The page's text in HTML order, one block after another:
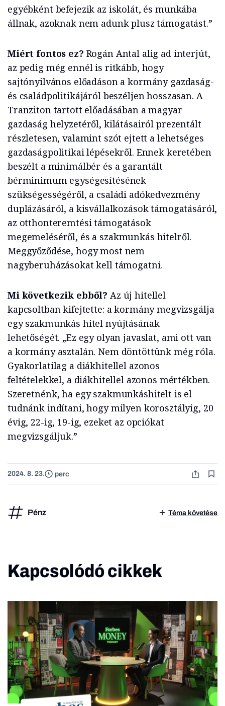
egyébként befejezik az iskolát, és munkába
állnak, azoknak nem adunk plusz támogatást.”
Miért fontos ez? Rogán Antal alig ad interjút,
az pedig még ennél is ritkább, hogy
sajtónyilvános előadáson a kormány gazdaság-
és családpolitikájáról beszéljen hosszasan. A
Tranziton tartott előadásában a magyar
gazdaság helyzetéről, kilátásairól prezentált
részletesen, valamint szót ejtett a lehetséges
gazdaságpolitikai lépésekről. Ennek keretében
beszélt a minimálbér és a garantált
bérminimum egységesítésének
szükségességéről, a családi adókedvezmény
duplázásáról, a kisvállalkozások támogatásáról,
az otthonteremtési támogatások
megemeléséről, és a szakmunkás hitelről.
Meggyőződése, hogy most nem
nagyberuházásokat kell támogatni.
Mi következik ebből? Az új hitellel
kapcsoltban kifejtette: a kormány megvizsgálja
egy szakmunkás hitel nyújtásának
lehetőségét. „Ez egy olyan javaslat, ami ott van
a kormány asztalán. Nem döntöttünk még róla.
Gyakorlatilag a diákhitellel azonos
feltételekkel, a diákhitellel azonos mértékben.
Szeretnénk, ha egy szakmunkáshitelt is el
tudnánk indítani, hogy milyen korosztályig, 20
évig, 22-ig, 19-ig, ezeket az opciókat
megvizsgáljuk.”
2024. 8. 23. perc
Pénz Téma követése
Kapcsolódó cikkek